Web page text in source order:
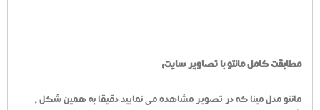
مطابقت کامل مانتو با تصاویر سایت:
مانتو مدل مینا که در تصویر مشاهده می نمایید دقیقا به همین شکل .